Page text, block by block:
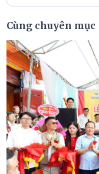
Cùng chuyên mục